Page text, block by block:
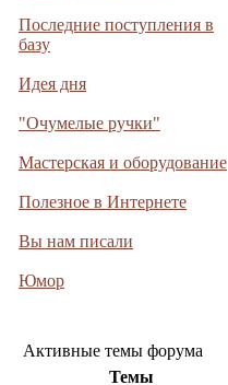
Последние поступления в
базу
Идея дня
"Очумелые ручки"
Мастерская и оборудование
Полезное в Интернете
Вы нам писали
Юмор
Активные темы форума
Темы